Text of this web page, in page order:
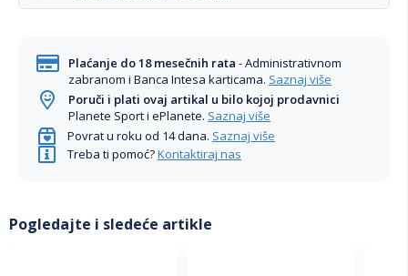
Plaćanje do 18 mesečnih rata - Administrativnom
zabranom i Banca Intesa karticama. Saznaj više
Poruči i plati ovaj artikal u bilo kojoj prodavnici
Planete Sport i ePlanete. Saznaj više
Povrat u roku od 14 dana. Saznaj više
Treba ti pomoć?Kontaktiraj nas
Pogledajte i sledeće artikle